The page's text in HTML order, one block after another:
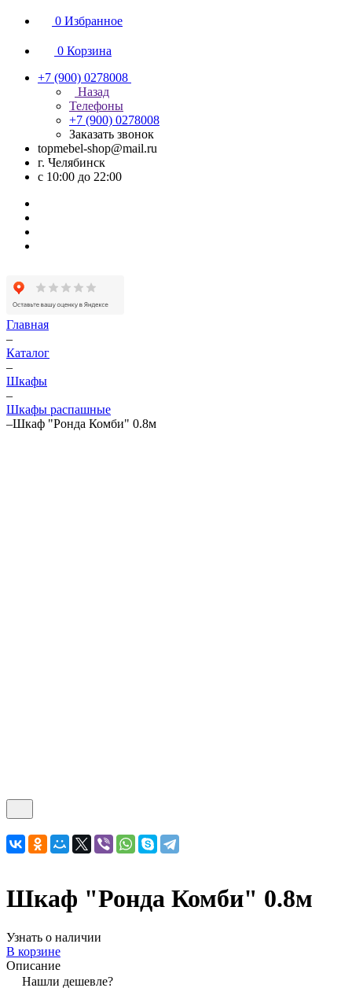
0 Избранное
0 Корзина
+7 (900) 0278008
Назад
Телефоны
+7 (900) 0278008
Заказать звонок
topmebel-shop@mail.ru
г. Челябинск
с 10:00 до 22:00
Главная
–
Каталог
–
Шкафы
–
Шкафы распашные
–Шкаф "Ронда Комби" 0.8м
Шкаф "Ронда Комби" 0.8м
Узнать о наличии
В корзине
Описание
Нашли дешевле?